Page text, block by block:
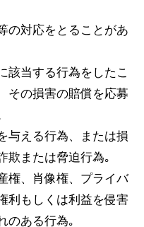
の対応をとることがあ
当する行為をしたこ
その損害の賠償を応募
与える行為、または損
欺または脅迫行為｡
権、肖像権、プライバ
利もしくは利益を侵害
のある行為｡